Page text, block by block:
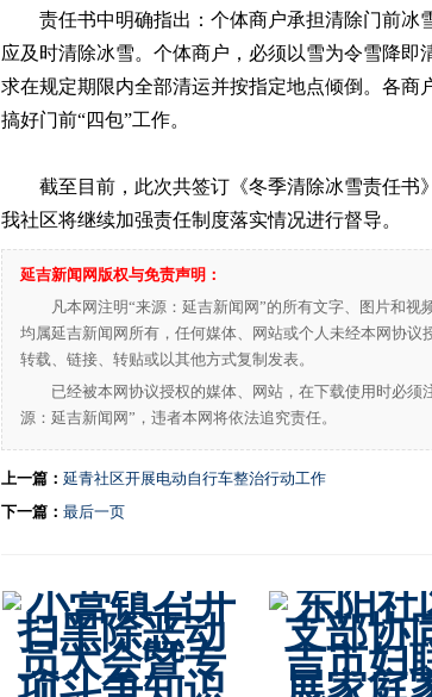
责任书中明确指出：个体商户承担清除门前冰
应及时清除冰雪。个体商户，必须以雪为令雪降
求在规定期限内全部清运并按指定地点倾倒。各商
搞好门前“四包”工作。
截至目前，此次共签订《冬季清除冰雪责任书》
我社区将继续加强责任制度落实情况进行督导。
延吉新闻网版权与免责声明：
凡本网注明“来源：延吉新闻网”的所有文字、图片和视
均属延吉新闻网所有，任何媒体、网站或个人未经本网协议
转载、链接、转贴或以其他方式复制发表。
已经被本网协议授权的媒体、网站，在下载使用时必须
源：延吉新闻网”，违者本网将依法追究责任。
上一篇： 延青社区开展电动自行车整治行动工作
下一篇： 最后一页